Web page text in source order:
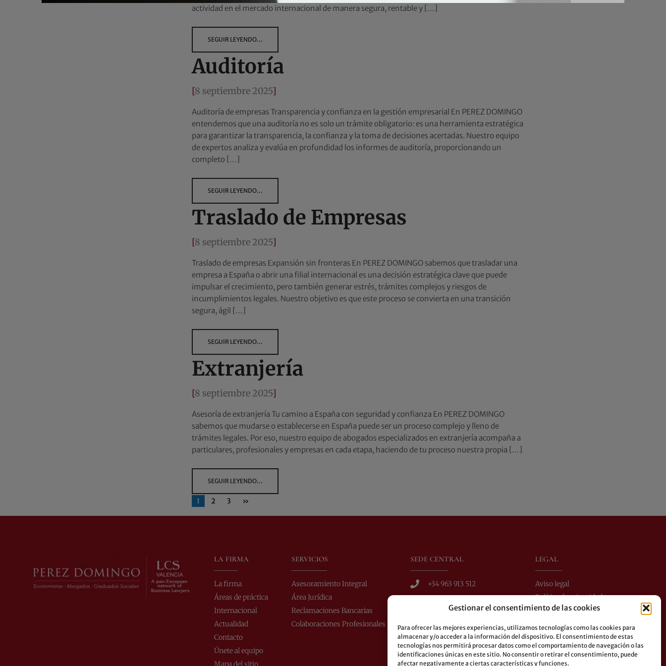
Gestionar el consentimiento de las cookies
Para ofrecer las mejores experiencias, utilizamos tecnologías como las cookies para
almacenar y/o acceder a la información del dispositivo. El consentimiento de estas
tecnologías nos permitirá procesar datos como el comportamiento de navegación o las
identificaciones únicas en este sitio. No consentir o retirar el consentimiento, puede
afectar negativamente a ciertas características y funciones.
actividad en el mercado internacional de manera segura, rentable y […]
SEGUIR LEYENDO...
Auditoría
[8 septiembre 2025]
Auditoría de empresas Transparencia y confianza en la gestión empresarial En PEREZ DOMINGO
entendemos que una auditoría no es solo un trámite obligatorio: es una herramienta estratégica
para garantizar la transparencia, la confianza y la toma de decisiones acertadas. Nuestro equipo
de expertos analiza y evalúa en profundidad los informes de auditoría, proporcionando un
completo […]
SEGUIR LEYENDO...
Traslado de Empresas
[8 septiembre 2025]
Traslado de empresas Expansión sin fronteras En PEREZ DOMINGO sabemos que trasladar una
empresa a España o abrir una filial internacional es una decisión estratégica clave que puede
impulsar el crecimiento, pero también generar estrés, trámites complejos y riesgos de
incumplimientos legales. Nuestro objetivo es que este proceso se convierta en una transición
segura, ágil […]
SEGUIR LEYENDO...
Extranjería
[8 septiembre 2025]
Asesoría de extranjería Tu camino a España con seguridad y confianza En PEREZ DOMINGO
sabemos que mudarse o establecerse en España puede ser un proceso complejo y lleno de
trámites legales. Por eso, nuestro equipo de abogados especializados en extranjería acompaña a
particulares, profesionales y empresas en cada etapa, haciendo de tu proceso nuestra propia […]
SEGUIR LEYENDO...
1 2 3 »
LA FIRMA
La firma
Áreas de práctica
Internacional
Actualidad
Contacto
Únete al equipo
Mapa del sitio
SERVICIOS
Asesoramiento Integral
Área Jurídica
Reclamaciones Bancarias
Colaboraciones Profesionales
SEDE CENTRAL
+34 963 913 512
C.P.: 46004 - Valencia (España)
Autobuses: 8-10-25-26-27-28-40-
60-62-70-71-81-92-93
LEGAL
Aviso legal
Política de privacidad
Política de cookies